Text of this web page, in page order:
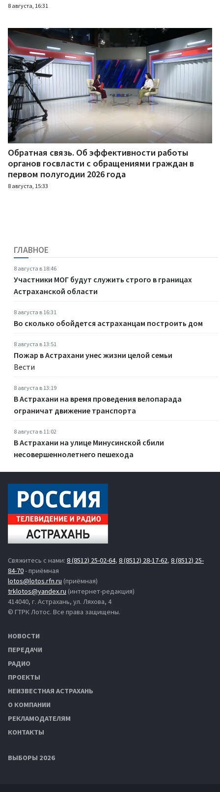
8 августа, 16:31
Обратная связь. Об эффективности работы
органов госвласти с обращениями граждан в
первом полугодии 2026 года
8 августа, 15:33
ГЛАВНОЕ
8 августа в 18:46
Участники МОГ будут служить строго в границах
Астраханской области
8 августа в 16:31
Во сколько обойдется астраханцам построить дом
8 августа в 13:51
Пожар в Астрахани унес жизни целой семьи
Вести
8 августа в 13:19
В Астрахани на время проведения велопарада
ограничат движение транспорта
8 августа в 11:02
В Астрахани на улице Минусинской сбили
несовершеннолетнего пешехода
Свяжитесь с нами: 8 (8512) 25-02-64, 8 (8512) 28-17-62, 8 (8512) 25-
84-70- приёмная
lotos@lotos.rfn.ru (приёмная)
trklotos@yandex.ru (интернет-редакция)
414040, г. Астрахань, ул. Ляхова, 4
© ГТРК Лотос. Все права защищены.
НОВОСТИ
ПЕРЕДАЧИ
РАДИО
ПРОЕКТЫ
НЕИЗВЕСТНАЯ АСТРАХАНЬ
О КОМПАНИИ
РЕКЛАМОДАТЕЛЯМ
КОНТАКТЫ
ВЫБОРЫ 2026